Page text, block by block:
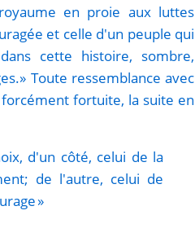
en proie aux luttes
et celle d'un peuple qui
cette histoire, sombre,
Toute ressemblance avec
fortuite, la suite en
d'un côté, celui de la
de l'autre, celui de
»